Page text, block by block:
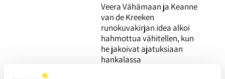
Veera Vähämaan ja Keanne
van de Kreeken
runokuvakirjan idea alkoi
hahmottua vähitellen, kun
he jakoivat ajatuksiaan
hankalassa